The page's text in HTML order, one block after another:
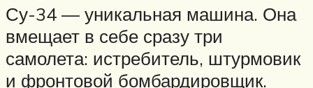
Су-34 — уникальная машина. Она
вмещает в себе сразу три
самолета: истребитель, штурмовик
и фронтовой бомбардировщик.